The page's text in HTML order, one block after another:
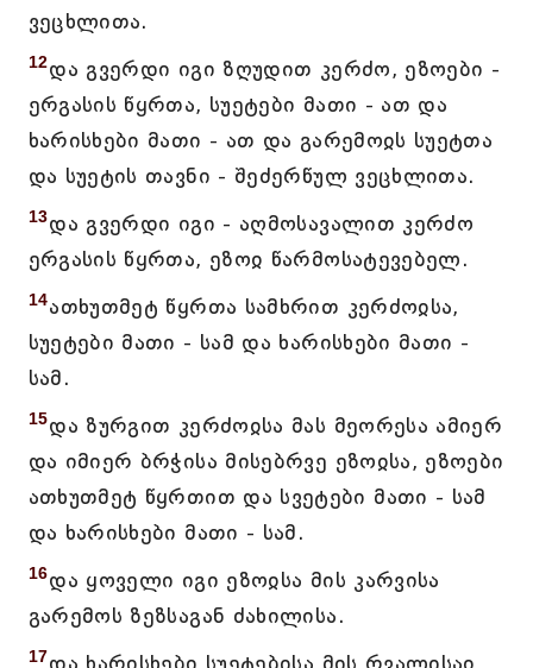
ვეცხლითა.
12და გვერდი იგი ზღუდით კერძო, ეზოები -
ერგასის წყრთა, სუეტები მათი - ათ და
ხარისხები მათი - ათ და გარემოჲს სუეტთა
და სუეტის თავნი - შეძერწულ ვეცხლითა.
13და გვერდი იგი - აღმოსავალით კერძო
ერგასის წყრთა, ეზოჲ წარმოსატევებელ.
14ათხუთმეტ წყრთა სამხრით კერძოჲსა,
სუეტები მათი - სამ და ხარისხები მათი -
სამ.
15და ზურგით კერძოჲსა მას მეორესა ამიერ
და იმიერ ბრჭისა მისებრვე ეზოჲსა, ეზოები
ათხუთმეტ წყრთით და სვეტები მათი - სამ
და ხარისხები მათი - სამ.
16და ყოველი იგი ეზოჲსა მის კარვისა
გარემოს ზეზსაგან ძახილისა.
17